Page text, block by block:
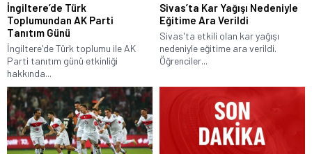
İngiltere’de Türk
Toplumundan AK Parti
Tanıtım Günü
İngiltere'de Türk toplumu ile AK
Parti tanıtım günü etkinliği
hakkında...
Sivas’ta Kar Yağışı Nedeniyle
Eğitime Ara Verildi
Sivas'ta etkili olan kar yağışı
nedeniyle eğitime ara verildi.
Öğrenciler...